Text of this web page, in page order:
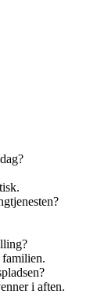
familien.
i aften.